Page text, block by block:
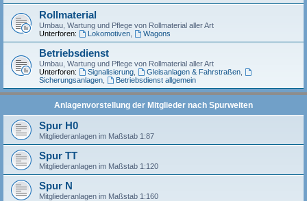
Rollmaterial
Umbau, Wartung und Pflege von Rollmaterial aller Art
Unterforen:
Lokomotiven, Wagons
Betriebsdienst
Umbau, Wartung und Pflege von Rollmaterial aller Art
Unterforen:
Signalisierung, Gleisanlagen & Fahrstraßen,
Sicherungsanlagen
Betriebsdienst allgemein
Anlagenvorstellung der Mitglieder nach Spurweiten
Spur H0
Mitgliederanlagen im Maßstab 1:87
Spur TT
Mitgliederanlagen im Maßstab 1:120
Spur N
Mitgliederanlagen im Maßstab 1:160